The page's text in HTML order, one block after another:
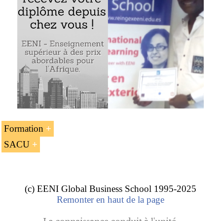
de l’Union douanière d’Afrique australe (SACU),
la plus ancienne union douanière au monde
Évaluer les avantages pour les pays membres de la
SACU et les domaines de coopération
Connaitre le contexte socio-économique des pays
de la région de l’Afrique Australe
Analyser l’accord de l’Union douanière d’Afrique
australe
Évaluer les programmes sur la facilitation et la
libéralisation du commerce de la SACU
Connaitre la logistique et les
de l’Union douanière d’Afrique australe
Formation
L’unité d’enseignement « L’Union douanière d’Afrique
Master en affaires en Afrique,affaires internationales
SACU
(SACU).
(c) EENI Global Business School 1995-2025
Remonter en haut de la page